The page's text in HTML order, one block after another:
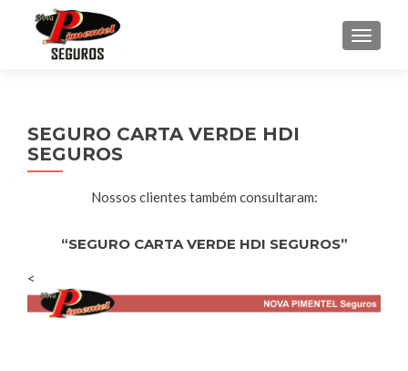
SEGURO CARTA VERDE HDI
SEGUROS
Nossos clientes também consultaram:
“SEGURO CARTA VERDE HDI SEGUROS”
<